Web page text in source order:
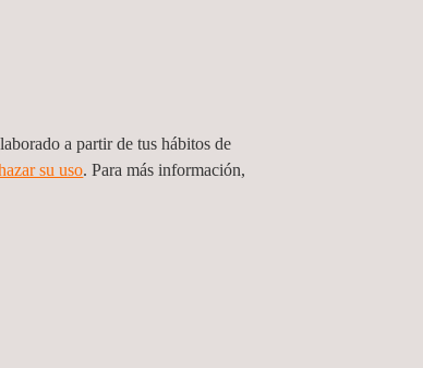
a partir de tus hábitos de
su uso. Para más información,